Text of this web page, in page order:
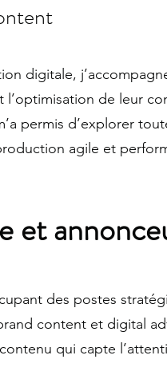
digitale,
l’optimisation de leur
permis d’explorer
agile et
et
des postes
content et digital
qui capte